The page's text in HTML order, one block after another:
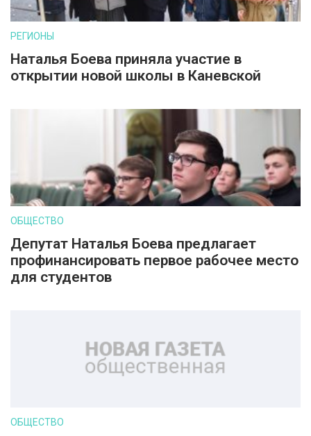
РЕГИОНЫ
Наталья Боева приняла участие в
открытии новой школы в Каневской
ОБЩЕСТВО
Депутат Наталья Боева предлагает
профинансировать первое рабочее место
для студентов
ОБЩЕСТВО